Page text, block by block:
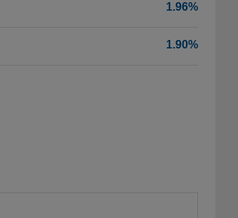
1.96%
1.90%